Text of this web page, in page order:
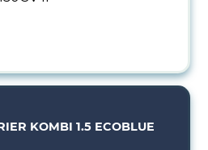
KOMBI 1.5 ECOBLUE